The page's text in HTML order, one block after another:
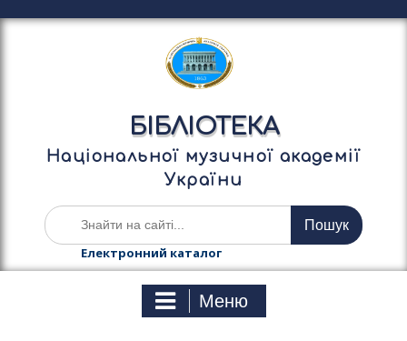
е
у
БІБЛІОТЕКА
Національної музичної академії
України
Ш
у
а
Електронний каталог
Меню